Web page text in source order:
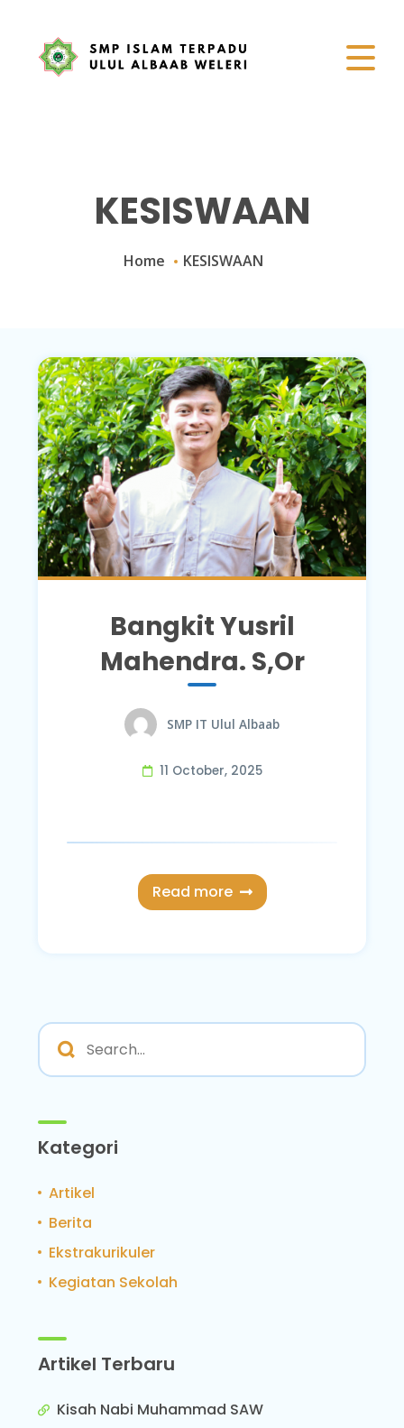
KESISWAAN
Home KESISWAAN
Bangkit Yusril
Mahendra. S,Or
SMP IT Ulul Albaab
11 October, 2025
Read more
Kategori
Artikel
Berita
Ekstrakurikuler
Kegiatan Sekolah
Artikel Terbaru
Kisah Nabi Muhammad SAW